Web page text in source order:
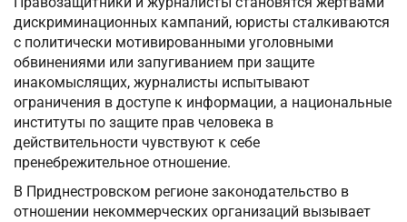
дискриминационных кампаний, юристы сталкиваются
с политически мотивированными уголовными
обвинениями или запугиванием при защите
инакомыслящих, журналисты испытывают
ограничения в доступе к информации, а национальные
институты по защите прав человека в
действительности чувствуют к себе
пренебрежительное отношение.
В Приднестровском регионе законодательство в
отношении некоммерческих организаций вызывает